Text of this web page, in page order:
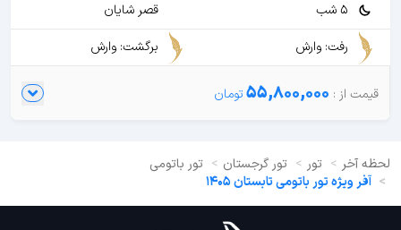
5 شب
قصر شایان
رفت: وارش
برگشت: وارش
55,800,000
لحظه آخر تور تور گرجستان
تور باتومی
آفر ویژه تور باتومی تابستان 1405